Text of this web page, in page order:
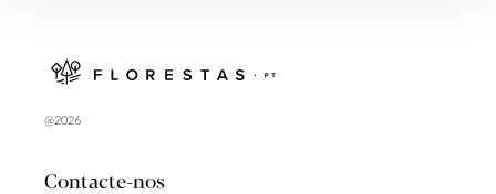
@2026
Contacte-nos